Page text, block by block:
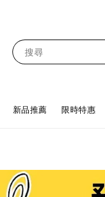
搜尋
新品推薦 限時特惠